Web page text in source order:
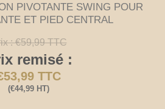
PIVOTANTE SWING POUR
ET PIED CENTRAL
:€59,99TTC
remisé :
53,99TTC
(€44,99 HT)